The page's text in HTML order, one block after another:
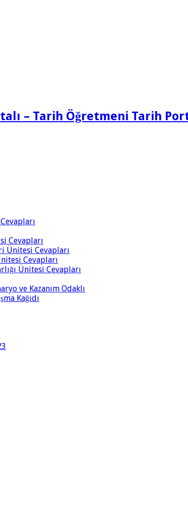
– Tarih Öğretmeni Tarih
Cevapları
Ünitesi Cevapları
Cevapları
Ünitesi Cevapları
ve Kazanım Odaklı
Kağıdı